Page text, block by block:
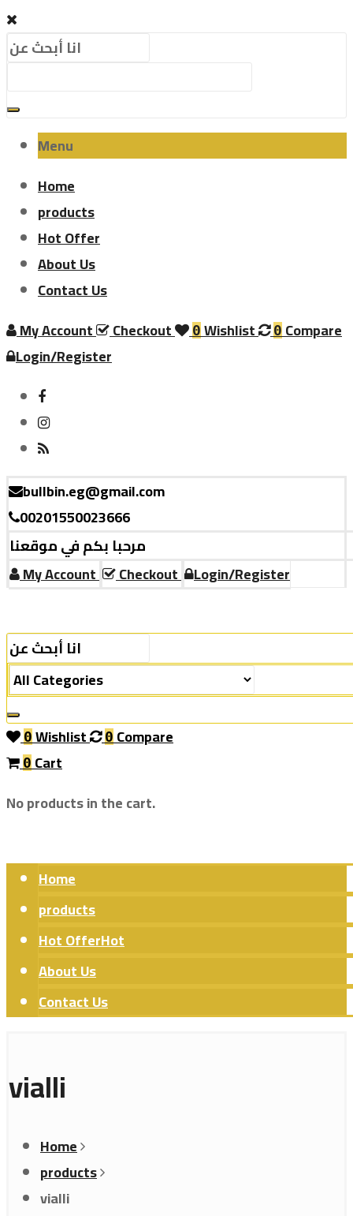
Menu
Home
products
Hot Offer
About Us
Contact Us
My Account
Checkout 0 Wishlist 0 Compare
Login/Register
bullbin.eg@gmail.com
00201550023666
مرحبا بكم في موقعنا
My Account
Checkout
Login/Register
0 Wishlist 0 Compare
0 Cart
No products in the cart.
Home
products
Hot OfferHot
About Us
Contact Us
vialli
Home
products
vialli